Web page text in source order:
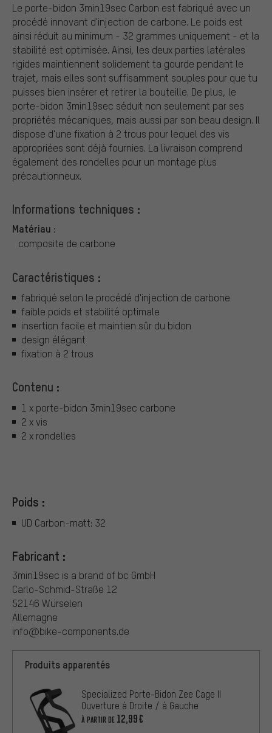
Le porte-bidon 3min19sec Carbon est fabriqué avec un
procédé innovant d'injection de carbone. Le poids est
ainsi réduit au minimum - 32 grammes uniquement - et la
stabilité est optimisée. Ainsi, les deux parties latérales
rigides maintiennent solidement ta gourde pendant le
trajet, mais elles sont suffisamment souples pour que tu
puisses bien insérer et retirer la bouteille. De plus, le
porte-bidon 3min19sec séduit non seulement par ses
propriétés mécaniques, mais aussi par son beau design. Il
dispose d'une fixation à 2 trous pour lequel des vis
appropriées sont déjà fournies. La livraison comprend
également des rondelles pour un montage plus
précautionneux.
Informations techniques :
Matériau :
composite de carbone
Caractéristiques :
fabriqué selon le procédé d'injection de carbone
faible poids et stabilité optimale
insertion facile et maintien sûr du bidon
design élégant
fixation à 2 trous
Contenu :
1 x porte-bidon 3min19sec carbone
2 x vis
2 x rondelles
Poids :
UD Carbon-matt: 32
Fabricant :
3min19sec is a brand of bc GmbH
Carlo-Schmid-Straße 12
52146 Würselen
Allemagne
info@bike-components.de
Produits apparentés
Specialized Porte-Bidon Zee Cage II
Ouverture à Droite / à Gauche
À PARTIR DE 12,99€